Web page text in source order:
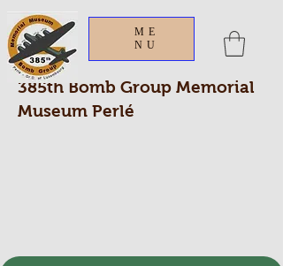
ME
NU
385th Bomb Group Memorial
Museum Perlé